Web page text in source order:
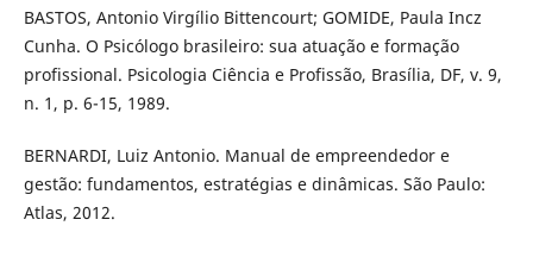
BASTOS, Antonio Virgílio Bittencourt; GOMIDE, Paula Incz
Cunha. O Psicólogo brasileiro: sua atuação e formação
profissional. Psicologia Ciência e Profissão, Brasília, DF, v. 9,
n. 1, p. 6-15, 1989.
BERNARDI, Luiz Antonio. Manual de empreendedor e
gestão: fundamentos, estratégias e dinâmicas. São Paulo:
Atlas, 2012.